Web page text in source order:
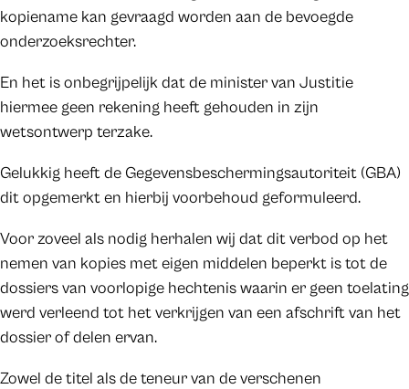
kopiename kan gevraagd worden aan de bevoegde
onderzoeksrechter.
En het is onbegrijpelijk dat de minister van Justitie
hiermee geen rekening heeft gehouden in zijn
wetsontwerp terzake.
Gelukkig heeft de Gegevensbeschermingsautoriteit (GBA)
dit opgemerkt en hierbij voorbehoud geformuleerd.
Voor zoveel als nodig herhalen wij dat dit verbod op het
nemen van kopies met eigen middelen beperkt is tot de
dossiers van voorlopige hechtenis waarin er geen toelating
werd verleend tot het verkrijgen van een afschrift van het
dossier of delen ervan.
Zowel de titel als de teneur van de verschenen